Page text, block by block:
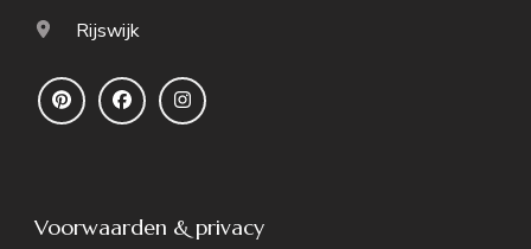
Rijswijk
Voorwaarden & privacy